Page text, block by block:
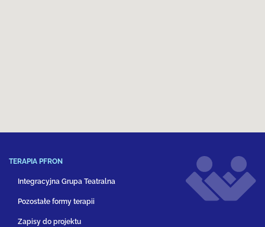
TERAPIA PFRON
Integracyjna Grupa Teatralna
Pozostałe formy terapii
Zapisy do projektu